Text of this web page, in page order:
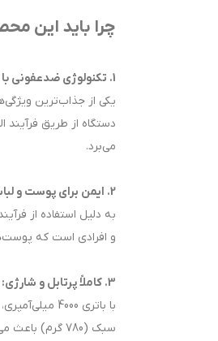
چرا باید این
1. تکنولوژی ضدعفونی با آب و نمک (Electrolysis):
یکی از جذاب‌ترین
دستگاه از طریق
می‌برد.
2. ایمن برای پوست و لباس نوزاد:
به دلیل استفاده از
و افرادی است که
3. کاملاً پرتابل و شارژی:
با باتری
سبک (780 گرم) باعث می‌شود به راحتی در چمدان جای بگیرد و همیشه همراه شما باشد.